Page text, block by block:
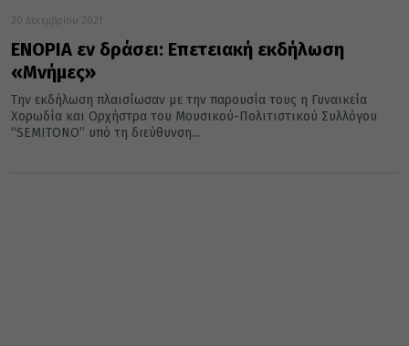
20 Δεκεμβρίου 2021
ΕΝΟΡΙΑ εν δράσει: Επετειακή εκδήλωση
«Μνήμες»
Την εκδήλωση πλαισίωσαν με την παρουσία τους η Γυναικεία
Χορωδία και Ορχήστρα του Μουσικού-Πολιτιστικού Συλλόγου
“SEMITONO” υπό τη διεύθυνση...